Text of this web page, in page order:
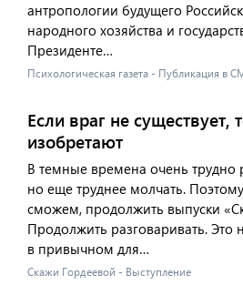
антропологии будущего
народного хозяйства и
Президенте…
Психологическая газета - Публикация в
Если враг не существует,
изобретают
В темные времена очень трудно
но еще труднее молчать.
сможем, продолжить выпуски
Продолжить разговаривать. Это
в привычном для…
Скажи Гордеевой - Выступление